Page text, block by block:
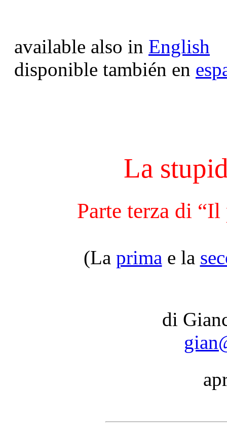
available also in English
disponible también en
La
Parte terza di
(La prima e la
di